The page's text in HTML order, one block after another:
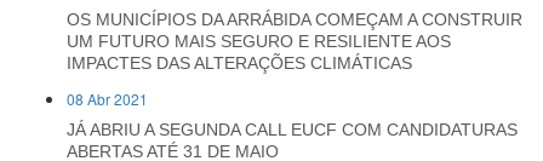
OS MUNICÍPIOS DA ARRÁBIDA COMEÇAM A CONSTRUIR
UM FUTURO MAIS SEGURO E RESILIENTE AOS
IMPACTES DAS ALTERAÇÕES CLIMÁTICAS
08 Abr 2021
JÁ ABRIU A SEGUNDA CALL EUCF COM CANDIDATURAS
ABERTAS ATÉ 31 DE MAIO